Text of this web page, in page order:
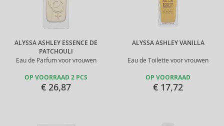
ALYSSA ASHLEY ESSENCE DE
PATCHOULI
Eau de Parfum voor vrouwen
OP VOORRAAD 2 PCS
€ 26,87
ALYSSA ASHLEY VANILLA
Eau de Toilette voor vrouwen
OP VOORRAAD
€ 17,72